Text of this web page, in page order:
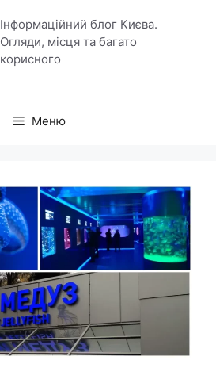
Інформаційний блог Києва.
Огляди, місця та багато
корисного
Меню